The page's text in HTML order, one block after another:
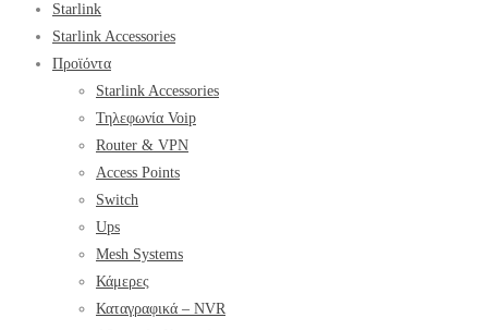
Starlink
Starlink Accessories
Προϊόντα
Starlink Accessories
Τηλεφωνία Voip
Router & VPN
Access Points
Switch
Ups
Mesh Systems
Κάμερες
Καταγραφικά – NVR